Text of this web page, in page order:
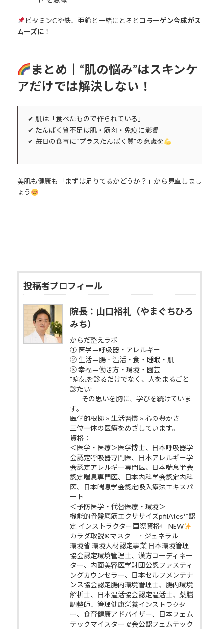
ビタミンCや鉄、亜鉛と一緒にとるとコラーゲン合成がス
ムーズに ！
まとめ｜“肌の悩み”はスキンケ
アだけでは解決しない！
✔ 肌は「食べたもので作られている」
✔ たんぱく質不足は肌・筋肉・免疫に影響
✔ 毎日の食事に“プラスたんぱく質”の意識を
美肌も健康も「まずは足りてるかどうか？」から見直しまし
ょう
投稿者プロフィール
院長：山口裕礼（やまぐちひろ
みち）
からだ整えラボ
① 医学＝呼吸器・アレルギー
② 生活＝腸・温活・食・睡眠・肌
③ 幸福＝働き方・環境・園芸
“病気を診るだけでなく、人をまるごと
診たい”
——その思いを胸に、学びを続けていま
す。
医学的根拠 × 生活習慣 × 心の豊かさ
三位一体の医療をめざしています。
資格：
＜医学・医療＞医学博士、日本呼吸器学
会認定呼吸器専門医、日本アレルギー学
会認定アレルギー専門医、日本喘息学会
認定喘息専門医、日本内科学会認定内科
医、日本喘息学会認定吸入療法エキスパ
ート
＜予防医学・代替医療・環境＞
機能的骨盤底筋エクササイズpfilAtes™認
定 インストラクター国際資格← NEW
カラダ取説®マスター・ジェネラル
環境省 環境人材認定事業 日本環境管理
協会認定環境管理士、漢方コーディネー
ター、内面美容医学財団公認ファスティ
ングカウンセラー、日本セルフメンテナ
ンス協会認定腸内環境管理士、腸内環境
解析士、日本温活協会認定温活士、薬膳
調整師、管理健康栄養インストラクタ
ー、食育健康アドバイザー、日本フェム
テックマイスター協会公認フェムテック